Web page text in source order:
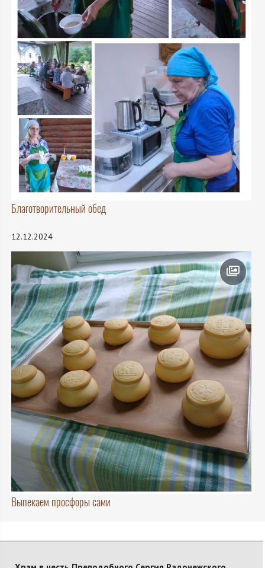
Благотворительный обед
12.12.2024
Выпекаем просфоры сами